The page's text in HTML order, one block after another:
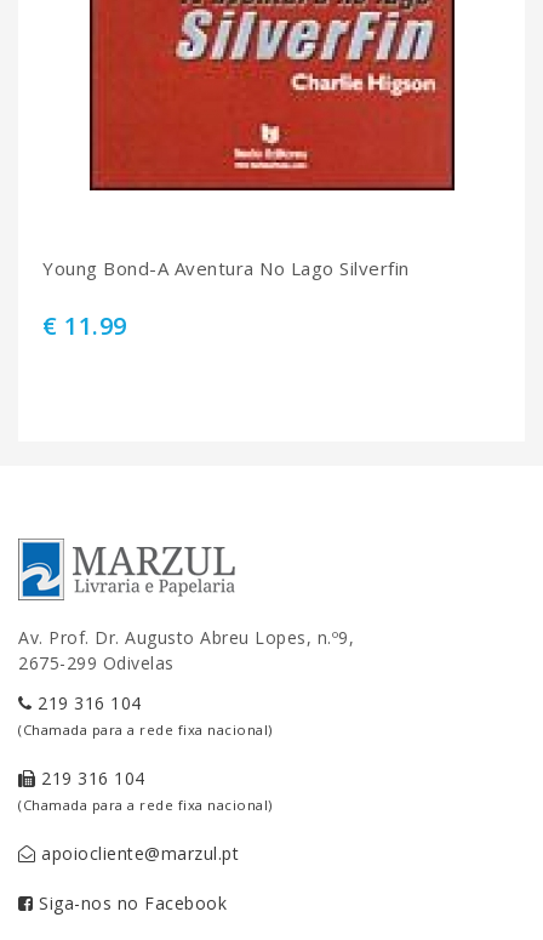
Young Bond-A Aventura No Lago Silverfin
€ 11.99
Av. Prof. Dr. Augusto Abreu Lopes, n.º9,
2675-299 Odivelas
219 316 104
(Chamada para a rede fixa nacional)
219 316 104
(Chamada para a rede fixa nacional)
apoiocliente@marzul.pt
Siga-nos no Facebook